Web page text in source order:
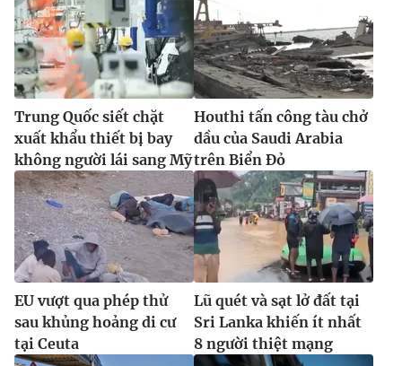
Trung Quốc siết chặt
xuất khẩu thiết bị bay
không người lái sang Mỹ
Houthi tấn công tàu chở
dầu của Saudi Arabia
trên Biển Đỏ
EU vượt qua phép thử
sau khủng hoảng di cư
tại Ceuta
Lũ quét và sạt lở đất tại
Sri Lanka khiến ít nhất
8 người thiệt mạng